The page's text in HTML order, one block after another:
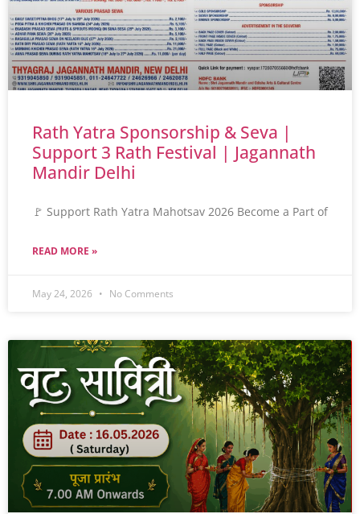
Rath Yatra Sponsorship & Seva |
Support 3 Rath Festival | Jagannath
Mandir Delhi
🚩 Support Rath Yatra Mahotsav 2026 Become a Part of
READ MORE »
May 24, 2026 No Comments